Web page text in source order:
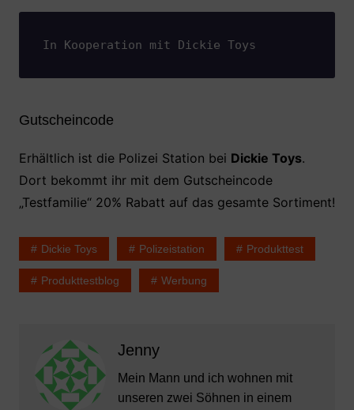
In Kooperation mit Dickie Toys
Gutscheincode
Erhältlich ist die Polizei Station bei Dickie Toys.
Dort bekommt ihr mit dem Gutscheincode
„Testfamilie“ 20% Rabatt auf das gesamte Sortiment!
Dickie Toys Polizeistation Produkttest
Produkttestblog Werbung
Jenny
Mein Mann und ich wohnen mit
unseren zwei Söhnen in einem